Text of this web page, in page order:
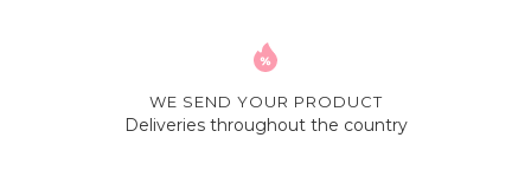
WE SEND YOUR PRODUCT
Deliveries throughout the country